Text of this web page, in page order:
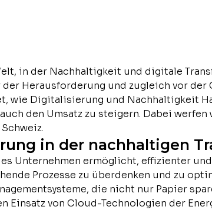
in der Nachhaltigkeit und digitale
der Herausforderung und zugleich vor
wie Digitalisierung und Nachhaltigkeit
den Umsatz zu steigern. Dabei
in der nachhaltigen
Unternehmen ermöglicht, effizienter
Prozesse zu überdenken und zu
die nicht nur Papier
Einsatz von Cloud-Technologien der